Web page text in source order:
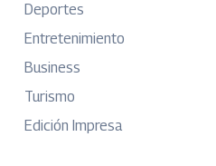
Deportes
Entretenimiento
Business
Turismo
Edición Impresa